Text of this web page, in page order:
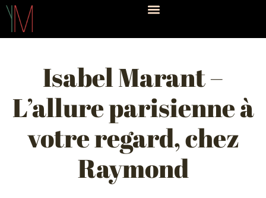
Isabel Marant –
L’allure parisienne à
votre regard, chez
Raymond